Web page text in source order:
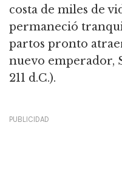
costa de miles de
permaneció
partos pronto
nuevo emperador,
211 d.C.).
PUBLICIDAD